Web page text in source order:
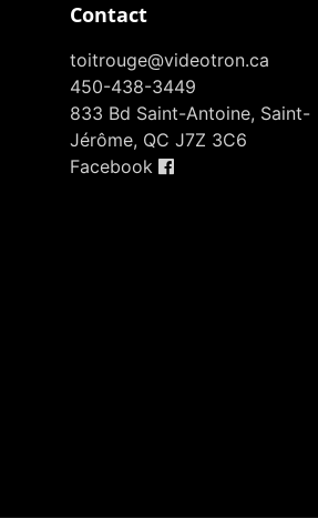
Contact
toitrouge@videotron.ca
450-438-3449
833 Bd Saint-Antoine, Saint-
Jérôme, QC J7Z 3C6
Facebook